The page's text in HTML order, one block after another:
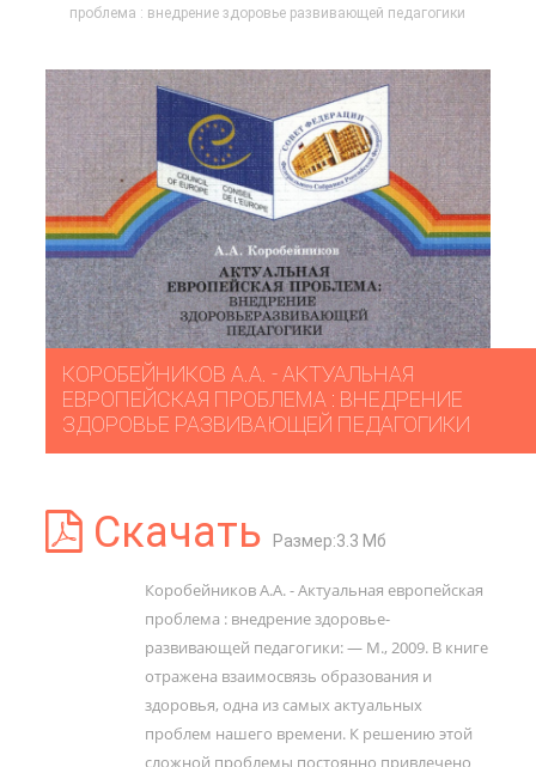
проблема : внедрение здоровье­ развивающей педагогики
КОРОБЕЙНИКОВ А.А. - АКТУАЛЬНАЯ
ЕВРОПЕЙСКАЯ ПРОБЛЕМА : ВНЕДРЕНИЕ
ЗДОРОВЬЕ­ РАЗВИВАЮЩЕЙ ПЕДАГОГИКИ
Скачать Размер:3.3 Мб
Коробейников А.А. - Актуальная европейская
проблема : внедрение здоровье­
развивающей педагогики: — М., 2009. В книге
отражена взаимосвязь образования и
здоровья, одна из самых актуальных
проблем нашего времени. К решению этой
слож­ной проблемы постоянно привлечено